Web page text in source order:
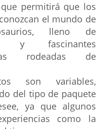
permitirá que los
el mundo de
lleno de
y fascinantes
rodeadas de
son variables,
del tipo de paquete
ya que algunos
como la